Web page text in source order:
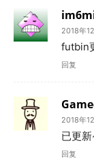
2018年
futbin
回复
2018年
已更
回复